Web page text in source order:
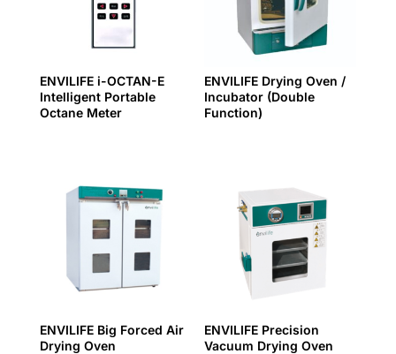
ENVILIFE i-OCTAN-E
Intelligent Portable
Octane Meter
ENVILIFE Drying Oven /
Incubator (Double
Function)
ENVILIFE Big Forced Air
Drying Oven
ENVILIFE Precision
Vacuum Drying Oven